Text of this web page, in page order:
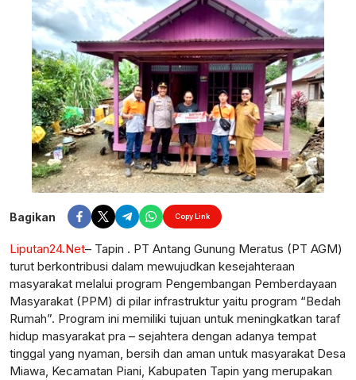
Bagikan Copy Link
Liputan24.Net– Tapin . PT Antang Gunung Meratus (PT AGM)
turut berkontribusi dalam mewujudkan kesejahteraan
masyarakat melalui program Pengembangan Pemberdayaan
Masyarakat (PPM) di pilar infrastruktur yaitu program “Bedah
Rumah”. Program ini memiliki tujuan untuk meningkatkan taraf
hidup masyarakat pra – sejahtera dengan adanya tempat
tinggal yang nyaman, bersih dan aman untuk masyarakat Desa
Miawa, Kecamatan Piani, Kabupaten Tapin yang merupakan